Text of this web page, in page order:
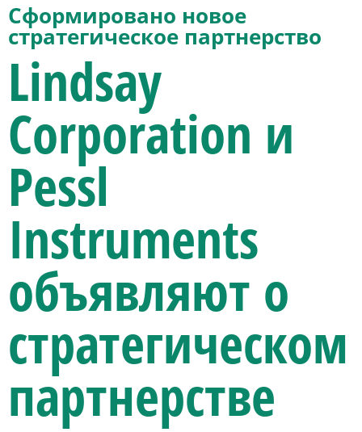
Сформировано новое
стратегическое партнерство
Lindsay
Corporation и
Pessl
Instruments
объявляют о
стратегическом
партнерстве